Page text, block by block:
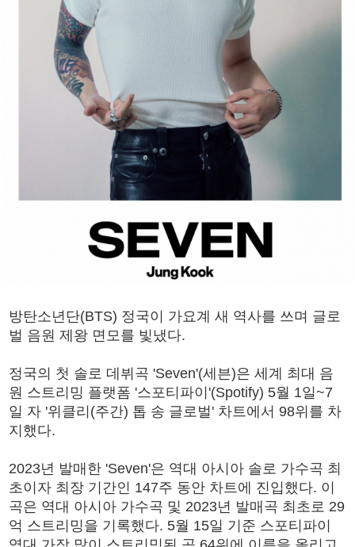
방탄소년단(BTS) 정국이 가요계 새 역사를 쓰며 글로
벌 음원 제왕 면모를 빛냈다.
정국의 첫 솔로 데뷔곡 'Seven'(세븐)은 세계 최대 음
원 스트리밍 플랫폼 '스포티파이'(Spotify) 5월 1일~7
일 자 '위클리(주간) 톱 송 글로벌' 차트에서 98위를 차
지했다.
2023년 발매한 'Seven'은 역대 아시아 솔로 가수곡 최
초이자 최장 기간인 147주 동안 차트에 진입했다. 이
곡은 역대 아시아 가수곡 및 2023년 발매곡 최초로 29
억 스트리밍을 기록했다. 5월 15일 기준 스포티파이